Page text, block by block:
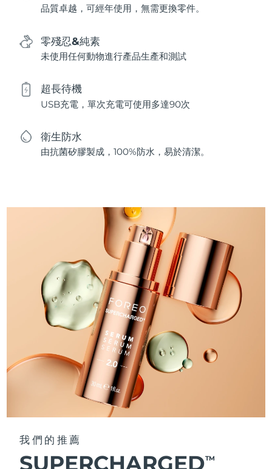
品質卓越，可經年使用，無需更換零件。
零殘忍&純素
未使用任何動物進行產品生產和測試
超長待機
USB充電，單次充電可使用多達90次
衛生防水
由抗菌矽膠製成，100%防水，易於清潔。
我們的推薦
SUPERCHARGEDTM